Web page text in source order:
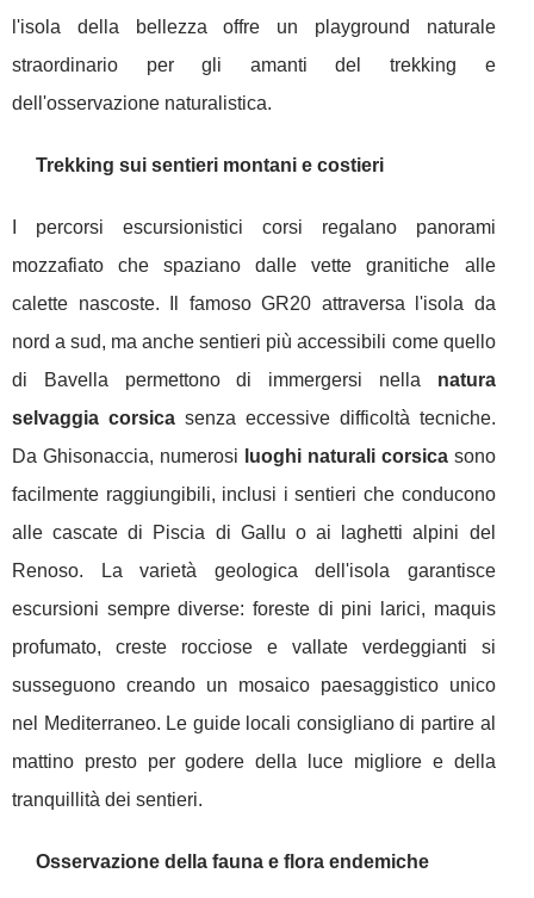
l'isola della bellezza offre un playground naturale
straordinario per gli amanti del trekking e
dell'osservazione naturalistica.
Trekking sui sentieri montani e costieri
I percorsi escursionistici corsi regalano panorami
mozzafiato che spaziano dalle vette granitiche alle
calette nascoste. Il famoso GR20 attraversa l'isola da
nord a sud, ma anche sentieri più accessibili come quello
di Bavella permettono di immergersi nella natura
selvaggia corsicasenza eccessive difficoltà tecniche.
Da Ghisonaccia, numerosi
luoghi naturali corsicasono
facilmente raggiungibili, inclusi i sentieri che conducono
alle cascate di Piscia di Gallu o ai laghetti alpini del
Renoso. La varietà geologica dell'isola garantisce
escursioni sempre diverse: foreste di pini larici, maquis
profumato, creste rocciose e vallate verdeggianti si
susseguono creando un mosaico paesaggistico unico
nel Mediterraneo. Le guide locali consigliano di partire al
mattino presto per godere della luce migliore e della
tranquillità dei sentieri.
Osservazione della fauna e flora endemiche